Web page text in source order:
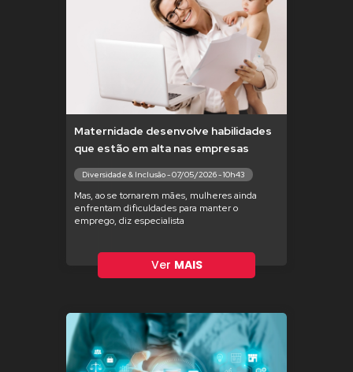
Maternidade desenvolve habilidades
que estão em alta nas empresas
Diversidade & Inclusão - 07/05/2026 - 10h43
Mas, ao se tornarem mães, mulheres ainda
enfrentam dificuldades para manter o
emprego, diz especialista
Ver MAIS